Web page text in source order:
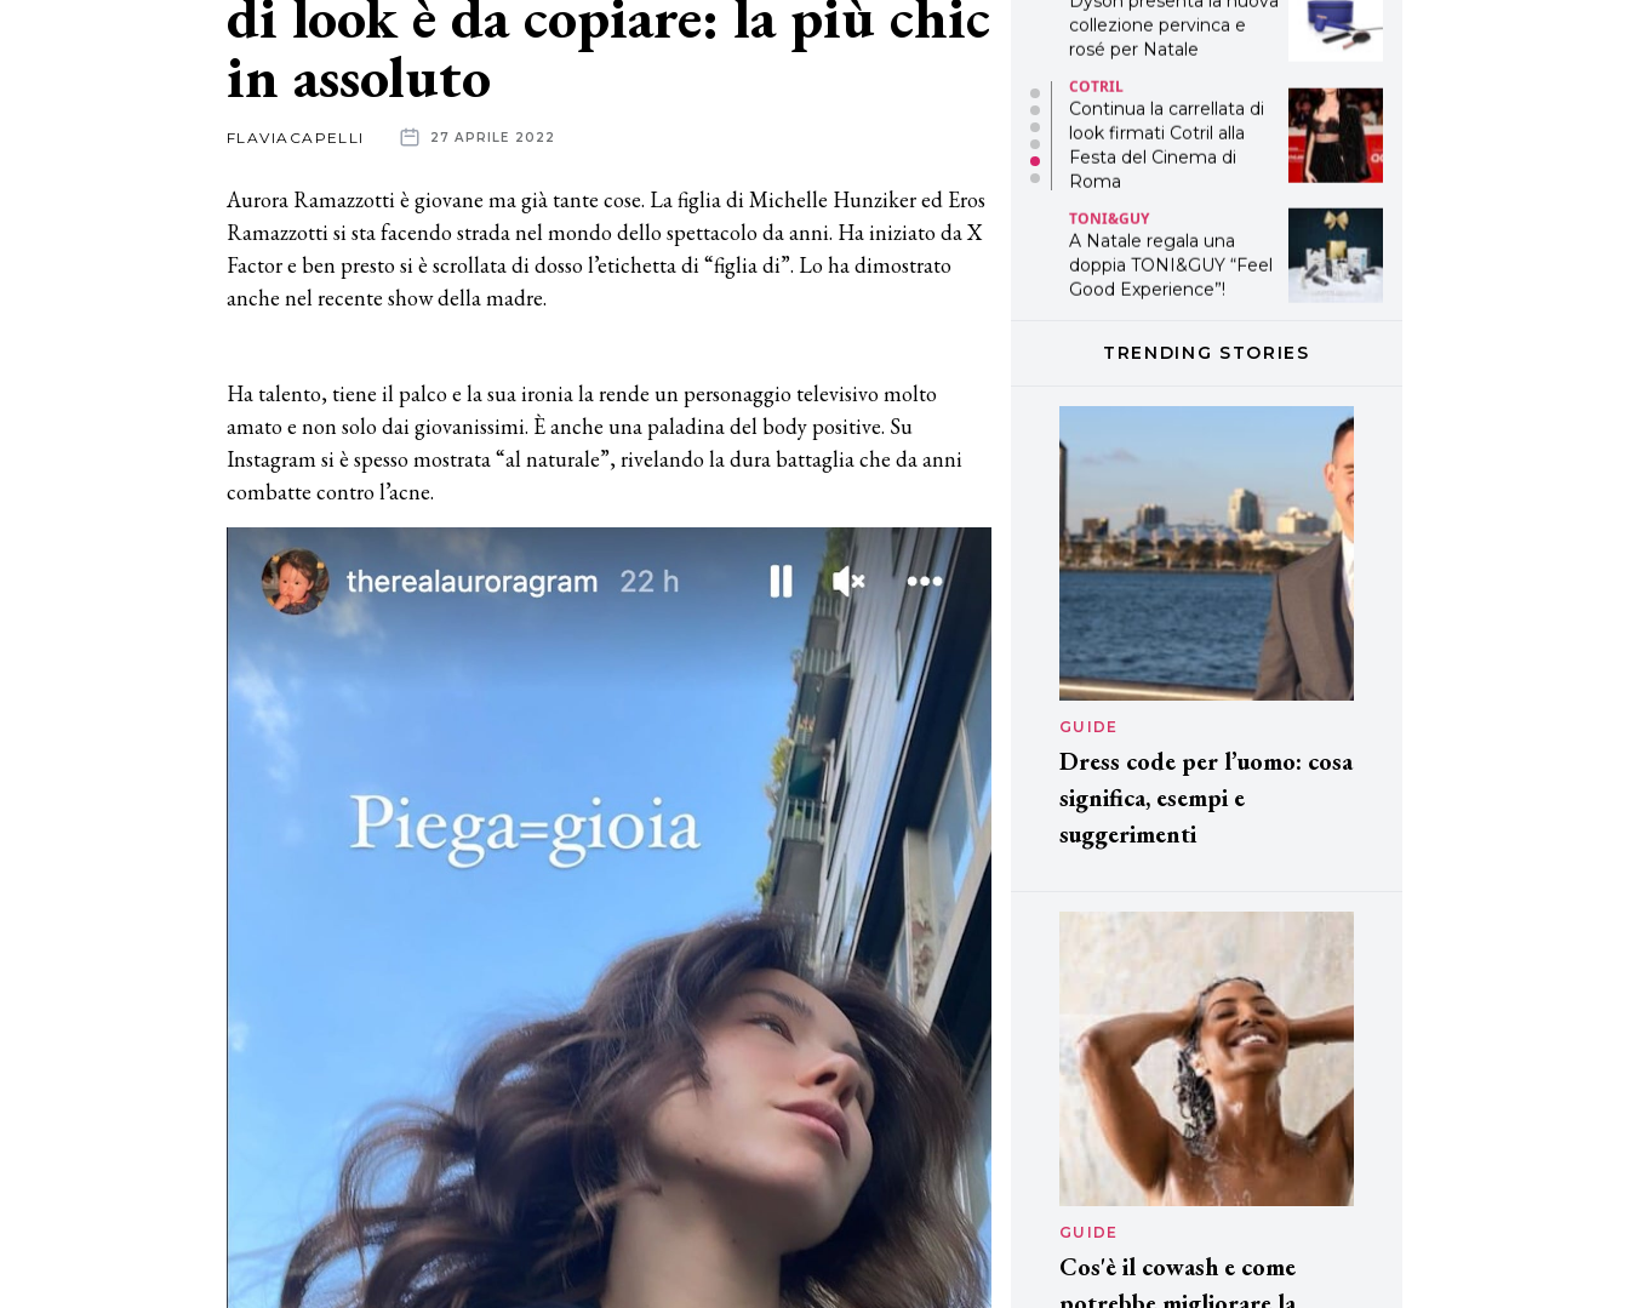
di look è da copiare: la più chic
in assoluto
FLAVIACAPELLI 27 APRILE 2022
Aurora Ramazzotti è giovane ma già tante cose. La figlia di Michelle Hunziker ed Eros
Ramazzotti si sta facendo strada nel mondo dello spettacolo da anni. Ha iniziato da X
Factor e ben presto si è scrollata di dosso l’etichetta di “figlia di”. Lo ha dimostrato
anche nel recente show della madre.
Ha talento, tiene il palco e la sua ironia la rende un personaggio televisivo molto
amato e non solo dai giovanissimi. È anche una paladina del body positive. Su
Instagram si è spesso mostrata “al naturale”, rivelando la dura battaglia che da anni
combatte contro l’acne.
collezione pervinca e
rosé per Natale
COTRIL
Continua la carrellata di
look firmati Cotril alla
Festa del Cinema di
Roma
TONI&GUY
A Natale regala una
doppia TONI&GUY “Feel
Good Experience”!
LABEL.M lancia la sua
DAVINES
cofanetti beauty preziosi
per un regalo adatto ad
ogni capello
TRENDING STORIES
GUIDE
Dress code per l’uomo: cosa
significa, esempi e
suggerimenti
GUIDE
Cos'è il cowash e come